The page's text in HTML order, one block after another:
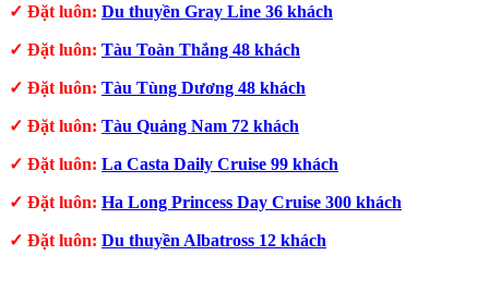
✓ Đặt luôn: Du thuyền Gray Line 36 khách
✓ Đặt luôn: Tàu Toàn Thắng 48 khách
✓ Đặt luôn: Tàu Tùng Dương 48 khách
✓ Đặt luôn: Tàu Quảng Nam 72 khách
✓ Đặt luôn: La Casta Daily Cruise 99 khách
✓ Đặt luôn: Ha Long Princess Day Cruise 300 khách
✓ Đặt luôn: Du thuyền Albatross 12 khách